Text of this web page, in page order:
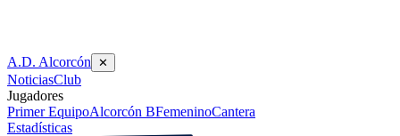
A.D. Alcorcón ✕
NoticiasClub
Jugadores
Primer EquipoAlcorcón BFemeninoCantera
Estadísticas